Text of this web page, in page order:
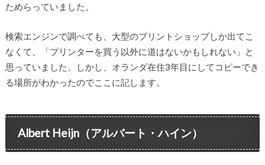
ためらっていました。
検索エンジンで調べても、大型のプリントショップしか出てこ
なくて、「プリンターを買う以外に道はないかもしれない」と
思っていました。しかし、オランダ在住3年目にしてコピーでき
る場所がわかったのでここに記します。
Albert Heijn（アルバート・ハイン）